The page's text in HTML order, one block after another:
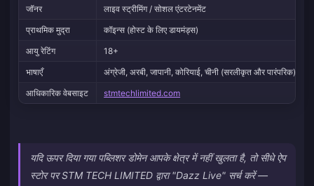
जॉनर
लाइव स्ट्रीमिंग / सोशल एंटरटेनमेंट
प्राथमिक मुद्रा
कॉइन्स (होस्ट के लिए डायमंड्स)
आयु रेटिंग
18+
भाषाएँ
अंग्रेजी, अरबी, जापानी, कोरियाई, चीनी (सरलीकृत और पारंपरिक),
आधिकारिक वेबसाइट
stmtechlimited.com
यदि ऊपर दिया गया पब्लिशर डोमेन आपके क्षेत्र में नहीं खुलता है, तो सीधे ऐप
स्टोर पर STM TECH LIMITED द्वारा "Dazz Live" सर्च करें —